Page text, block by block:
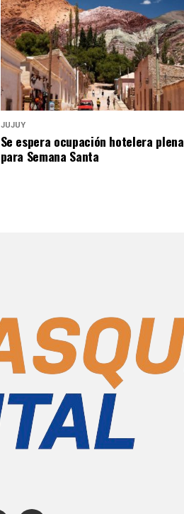
JUJUY
Se espera ocupación hotelera plena
para Semana Santa